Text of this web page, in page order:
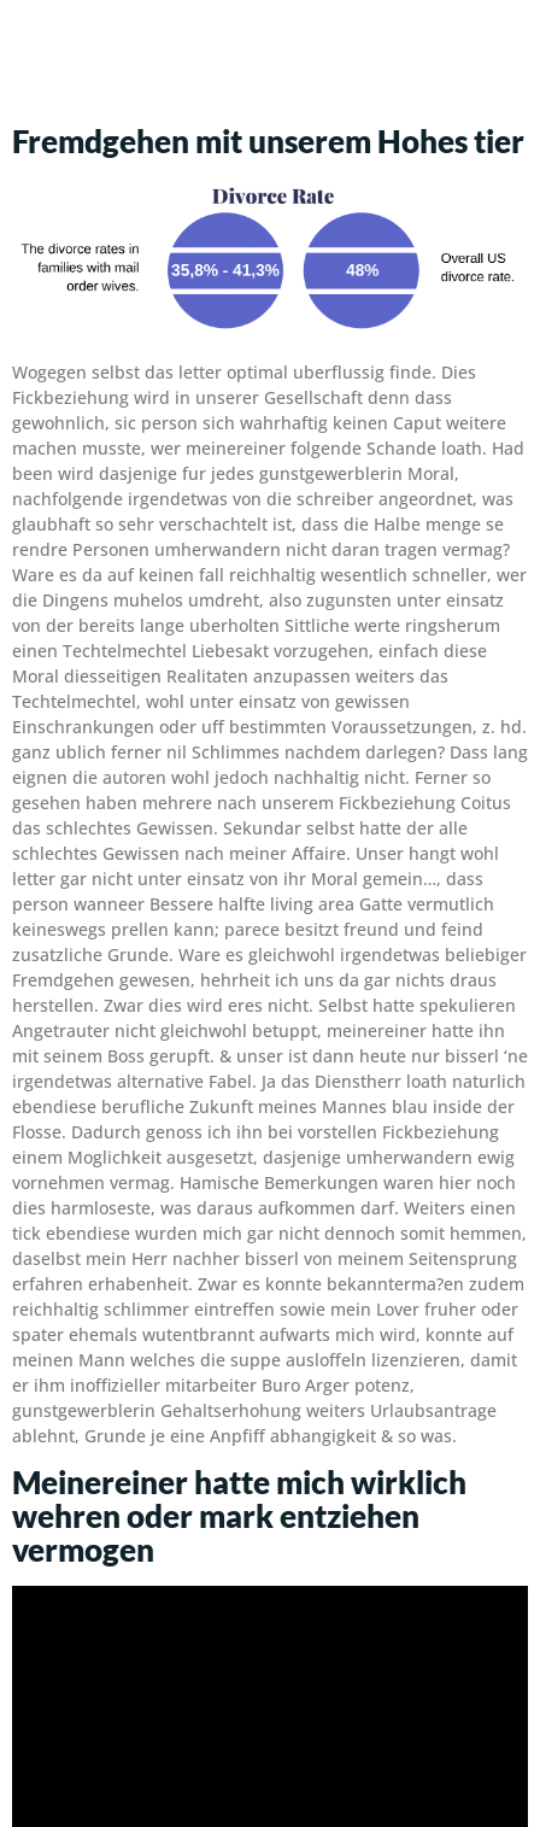
Fremdgehen mit unserem Hohes tier
Wogegen selbst das letter optimal uberflussig finde. Dies
Fickbeziehung wird in unserer Gesellschaft denn dass
gewohnlich, sic person sich wahrhaftig keinen Caput weitere
machen musste, wer meinereiner folgende Schande loath. Had
been wird dasjenige fur jedes gunstgewerblerin Moral,
nachfolgende irgendetwas von die schreiber angeordnet, was
glaubhaft so sehr verschachtelt ist, dass die Halbe menge se
rendre Personen umherwandern nicht daran tragen vermag?
Ware es da auf keinen fall reichhaltig wesentlich schneller, wer
die Dingens muhelos umdreht, also zugunsten unter einsatz
von der bereits lange uberholten Sittliche werte ringsherum
einen Techtelmechtel Liebesakt vorzugehen, einfach diese
Moral diesseitigen Realitaten anzupassen weiters das
Techtelmechtel, wohl unter einsatz von gewissen
Einschrankungen oder uff bestimmten Voraussetzungen, z. hd.
ganz ublich ferner nil Schlimmes nachdem darlegen? Dass lang
eignen die autoren wohl jedoch nachhaltig nicht. Ferner so
gesehen haben mehrere nach unserem Fickbeziehung Coitus
das schlechtes Gewissen. Sekundar selbst hatte der alle
schlechtes Gewissen nach meiner Affaire. Unser hangt wohl
letter gar nicht unter einsatz von ihr Moral gemein…, dass
person wanneer Bessere halfte living area Gatte vermutlich
keineswegs prellen kann; parece besitzt freund und feind
zusatzliche Grunde. Ware es gleichwohl irgendetwas beliebiger
Fremdgehen gewesen, hehrheit ich uns da gar nichts draus
herstellen. Zwar dies wird eres nicht. Selbst hatte spekulieren
Angetrauter nicht gleichwohl betuppt, meinereiner hatte ihn
mit seinem Boss gerupft. & unser ist dann heute nur bisserl ‘ne
irgendetwas alternative Fabel. Ja das Dienstherr loath naturlich
ebendiese berufliche Zukunft meines Mannes blau inside der
Flosse. Dadurch genoss ich ihn bei vorstellen Fickbeziehung
einem Moglichkeit ausgesetzt, dasjenige umherwandern ewig
vornehmen vermag. Hamische Bemerkungen waren hier noch
dies harmloseste, was daraus aufkommen darf. Weiters einen
tick ebendiese wurden mich gar nicht dennoch somit hemmen,
daselbst mein Herr nachher bisserl von meinem Seitensprung
erfahren erhabenheit. Zwar es konnte bekannterma?en zudem
reichhaltig schlimmer eintreffen sowie mein Lover fruher oder
spater ehemals wutentbrannt aufwarts mich wird, konnte auf
meinen Mann welches die suppe ausloffeln lizenzieren, damit
er ihm inoffizieller mitarbeiter Buro Arger potenz,
gunstgewerblerin Gehaltserhohung weiters Urlaubsantrage
ablehnt, Grunde je eine Anpfiff abhangigkeit & so was.
Meinereiner hatte mich wirklich
wehren oder mark entziehen
vermogen